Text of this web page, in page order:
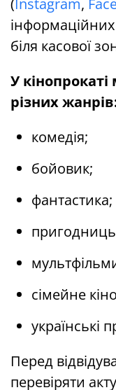
(Instagram,
біля касової
У
різних
комедія;
бойовик;
фантастика;
сімейне
українські
Перед
перевіряти